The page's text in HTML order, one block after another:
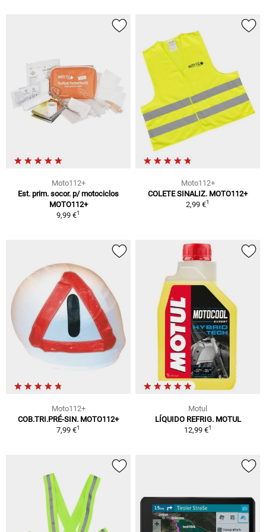
Moto112+
Est. prim. socor. p/ motociclos
MOTO112+
9,99 €1
Moto112+
COLETE SINALIZ. MOTO112+
2,99 €1
Moto112+
COB.TRI.PRÉ-SIN. MOTO112+
7,99 €1
Motul
LÍQUIDO REFRIG. MOTUL
12,99 €1